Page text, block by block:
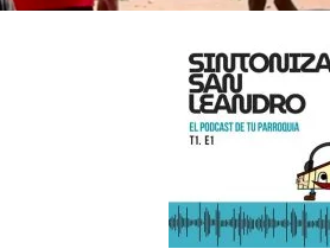
2026
de Familias de nuestra
Este año los "piratas" que se
los misterios que